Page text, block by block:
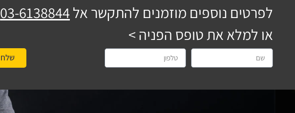
לפרטים נוספים מוזמנים להתקשר אל03-6138844
או למלא את טופס הפניה >
שלח